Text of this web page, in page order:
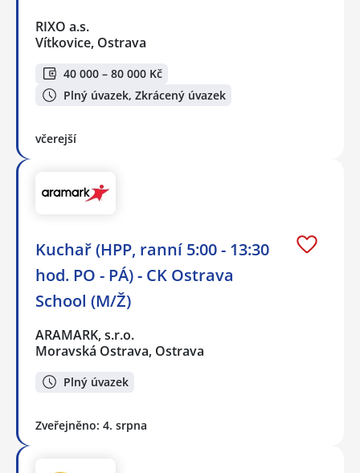
RIXO a.s.
Vítkovice, Ostrava
40 000 – 80 000 Kč
Plný úvazek, Zkrácený úvazek
včerejší
Kuchař (HPP, ranní 5:00 - 13:30
hod. PO - PÁ) - CK Ostrava
School (M/Ž)
ARAMARK, s.r.o.
Moravská Ostrava, Ostrava
Plný úvazek
Zveřejněno: 4. srpna